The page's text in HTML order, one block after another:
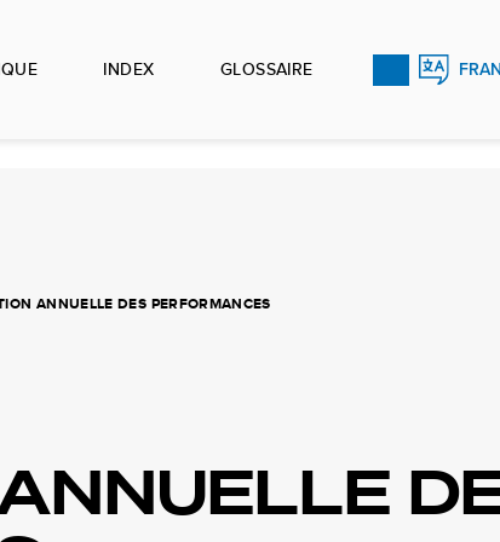
INDEX GLOSSAIRE
ANNUELLE DES PERFORMANCES